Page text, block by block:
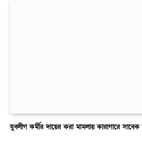
যুবলীগ কর্মীর দায়ের করা মামলায় কারাগারে